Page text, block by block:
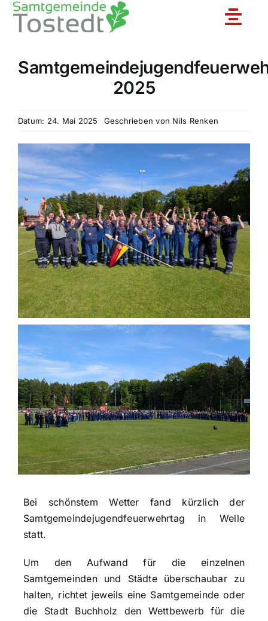
Zum
Toggle
Unsere Feuerwehr
Jugendfeuerwehr
Aktuelles
Einsatzberichte
Einsatzticker
2025
Datum: 24. Mai 2025 Geschrieben von Nils Renken
Bei schönstem Wetter fand kürzlich der
Samtgemeindejugendfeuerwehrtag in Welle
statt.
Um den Aufwand für die einzelnen
Samtgemeinden und Städte überschaubar zu
halten, richtet jeweils eine Samtgemeinde oder
die Stadt Buchholz den Wettbewerb für die